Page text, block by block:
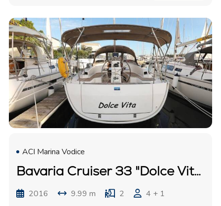
ACI Marina Vodice
Bavaria Cruiser 33 "Dolce Vita"
2016 9.99 m 2
4 + 1